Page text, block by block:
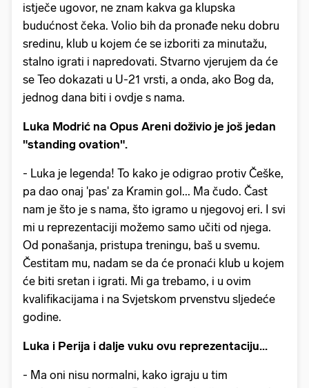
istječe ugovor, ne znam kakva ga klupska
budućnost čeka. Volio bih da pronađe neku dobru
sredinu, klub u kojem će se izboriti za minutažu,
stalno igrati i napredovati. Stvarno vjerujem da će
se Teo dokazati u U-21 vrsti, a onda, ako Bog da,
jednog dana biti i ovdje s nama.
Luka Modrić na Opus Areni doživio je još jedan
"standing ovation".
- Luka je legenda! To kako je odigrao protiv Češke,
pa dao onaj 'pas' za Kramin gol... Ma čudo. Čast
nam je što je s nama, što igramo u njegovoj eri. I svi
mi u reprezentaciji možemo samo učiti od njega.
Od ponašanja, pristupa treningu, baš u svemu.
Čestitam mu, nadam se da će pronaći klub u kojem
će biti sretan i igrati. Mi ga trebamo, i u ovim
kvalifikacijama i na Svjetskom prvenstvu sljedeće
godine.
Luka i Perija i dalje vuku ovu reprezentaciju...
- Ma oni nisu normalni, kako igraju u tim